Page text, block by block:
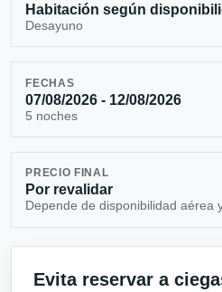
Habitación según
Desayuno
FECHAS
07/08/2026 - 12/08/2026
5 noches
PRECIO FINAL
Por revalidar
Depende de disponibilidad aérea
Evita reservar a